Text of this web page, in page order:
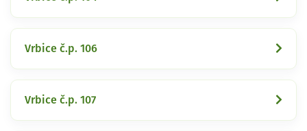
Vrbice č.p. 106
Vrbice č.p. 107